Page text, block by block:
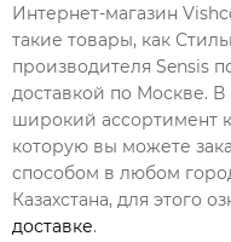
Интернет-магазин
такие товары, как
производителя Sensis
доставкой по Москве.
широкий ассортимент
которую вы можете
способом в любом
Казахстана, для этого
доставке.